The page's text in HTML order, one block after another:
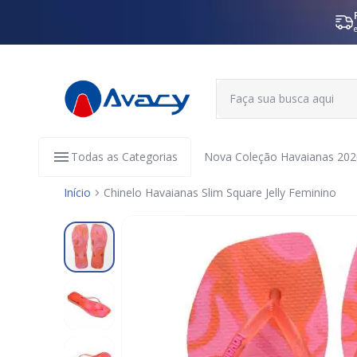
Todas as Categorias Nova Coleção Havaianas
Início
Chinelo Havaianas Slim Square Jelly Feminino
Pular
para
o
final
da
Galeria